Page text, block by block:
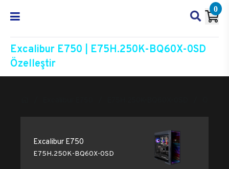
0
Excalibur E750 | E75H.250K-BQ60X-0SD
Özelleştir
Excalibur E750
E75H.250K-BQ60X-0SD